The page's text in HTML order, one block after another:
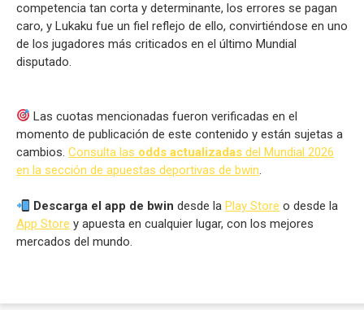
competencia tan corta y determinante, los errores se pagan
caro, y Lukaku fue un fiel reflejo de ello, convirtiéndose en uno
de los jugadores más criticados en el último Mundial
disputado.
Las cuotas mencionadas fueron verificadas en el
momento de publicación de este contenido y están sujetas a
cambios. Consulta las odds actualizadas del Mundial 2026
en la sección de apuestas deportivas de bwin
Descarga el app de bwin desde laPlay Store o desde la
App Store y apuesta en cualquier lugar, con los mejores
mercados del mundo.